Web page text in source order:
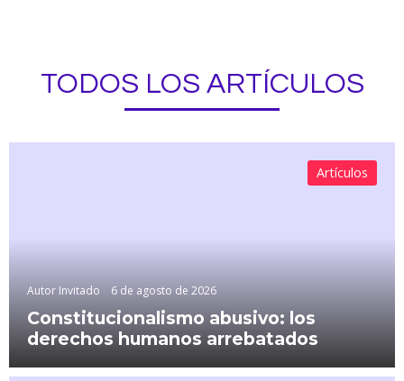
TODOS LOS ARTÍCULOS
Autor Invitado 6 de agosto de 2026
Constitucionalismo abusivo: los
derechos humanos arrebatados
Artículos